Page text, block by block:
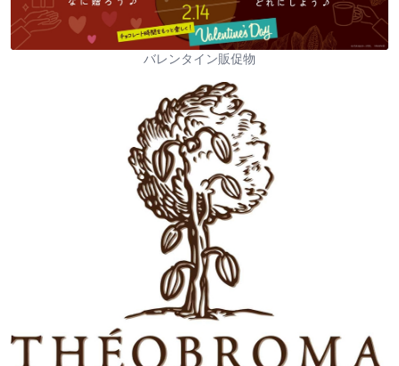
バレンタイン販促物